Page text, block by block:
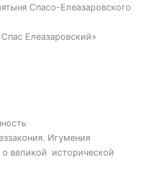
Спасо-Елеазаровского
Елеазаровский»
Игумения
о великой исторической